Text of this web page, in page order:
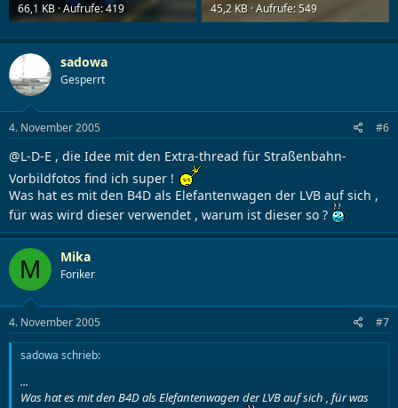
66,1 KB · Aufrufe: 419
45,2 KB · Aufrufe: 549
sadowa
Gesperrt
4. November 2005 #6
@L-D-E , die Idee mit den Extra-thread für Straßenbahn-
Vorbildfotos find ich super !
Was hat es mit den B4D als Elefantenwagen der LVB auf sich ,
für was wird dieser verwendet , warum ist dieser so ?
M Mika
Foriker
4. November 2005 #7
sadowa schrieb:
...
Was hat es mit den B4D als Elefantenwagen der LVB auf sich , für was